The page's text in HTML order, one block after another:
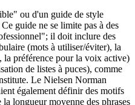
ou d'un guide de style
guide ne se limite pas à des
il doit inclure des
(mots à utiliser/éviter), la
la préférence pour la voix active)
de listes à puces), comme
Le Nielsen Norman
également définir des motifs
longueur moyenne des phrases